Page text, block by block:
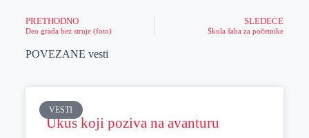
PRETHODNO
Deo grada bez struje (foto)
SLEDEĆE
Škola šaha za početnike
POVEZANE vesti
VESTI
Ukus koji poziva na avanturu